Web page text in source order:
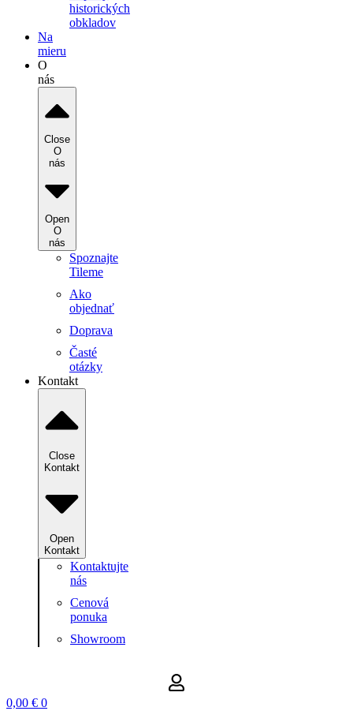
historických
obkladov
Na
mieru
O
nás
Close
O
nás
Open
O
nás
Spoznajte
Tileme
Ako
objednať
Doprava
Časté
otázky
Kontakt
Close
Kontakt
Open
Kontakt
Kontaktujte
nás
Cenová
ponuka
Showroom
0,00 € 0